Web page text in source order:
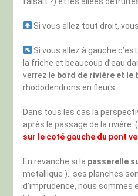
Si vous allez tout droit,
Si vous allez à gauche
la friche et beaucoup d’eau
verrez le bord de rivière et le
rhododendrons en fleurs …
Dans tous les cas la
après le passage de la rivière. (
sur le coté gauche du pont
En revanche si la passerelle
metallique ).. ses planches
d’imprudence, nous sommes